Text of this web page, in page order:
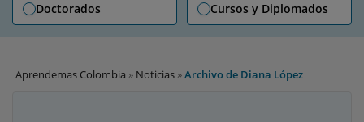
Doctorados Cursos y Diplomados
Aprendemas Colombia » Noticias »Archivo de Diana López